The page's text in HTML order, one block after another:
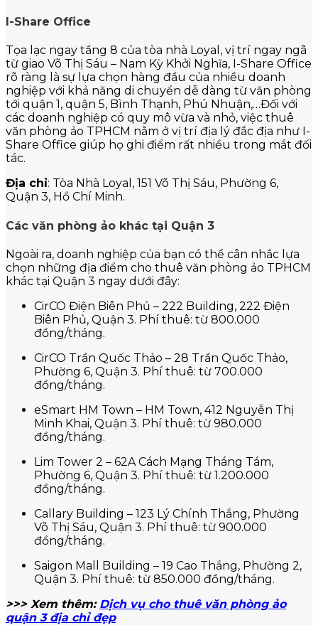
I-Share Office
Tọa lạc ngay tầng 8 của tòa nhà Loyal, vị trí ngay ngã
từ giao Võ Thị Sáu – Nam Kỳ Khởi Nghĩa, I-Share Office
rõ ràng là sự lựa chọn hàng đầu của nhiều doanh
nghiệp với khả năng di chuyển dễ dàng từ văn phòng
tới quận 1, quận 5, Bình Thạnh, Phú Nhuận,…Đối với
các doanh nghiệp có quy mô vừa và nhỏ, việc thuê
văn phòng ảo TPHCM nằm ở vị trí địa lý đắc địa như I-
Share Office giúp họ ghi điểm rất nhiều trong mắt đối
tác.
Địa chỉ: Tòa Nhà Loyal, 151 Võ Thị Sáu, Phường 6,
Quận 3, Hồ Chí Minh.
Các văn phòng ảo khác tại Quận 3
Ngoài ra, doanh nghiệp của bạn có thể cân nhắc lựa
chọn những địa điểm cho thuê văn phòng ảo TPHCM
khác tại Quận 3 ngay dưới đây:
CirCO Điện Biên Phủ – 222 Building, 222 Điện
Biên Phủ, Quận 3. Phí thuê: từ 800.000
đồng/tháng.
CirCO Trần Quốc Thảo – 28 Trần Quốc Thảo,
Phường 6, Quận 3. Phí thuê: từ 700.000
đồng/tháng.
eSmart HM Town – HM Town, 412 Nguyễn Thị
Minh Khai, Quận 3. Phí thuê: từ 980.000
đồng/tháng.
Lim Tower 2 – 62A Cách Mạng Tháng Tám,
Phường 6, Quận 3. Phí thuê: từ 1.200.000
đồng/tháng.
Callary Building – 123 Lý Chính Thắng, Phường
Võ Thị Sáu, Quận 3. Phí thuê: từ 900.000
đồng/tháng.
Saigon Mall Building – 19 Cao Thắng, Phường 2,
Quận 3. Phí thuê: từ 850.000 đồng/tháng.
>>> Xem thêm: Dịch vụ cho thuê văn phòng ảo
quận 3 địa chỉ đẹp